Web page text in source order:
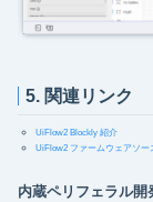
5. 関連リンク
UiFlow2 Blockly 紹介
UiFlow2 ファームウェアソー
内蔵ペリフェラル開